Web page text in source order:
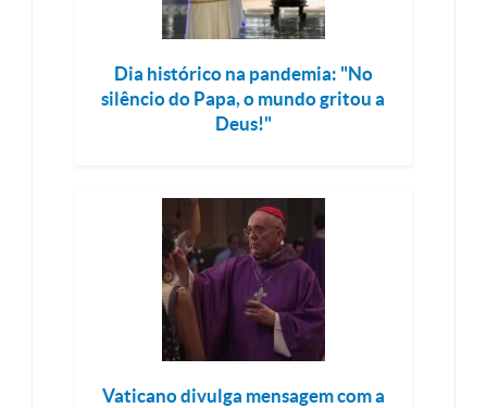
Dia histórico na pandemia: "No
silêncio do Papa, o mundo gritou a
Deus!"
Vaticano divulga mensagem com a